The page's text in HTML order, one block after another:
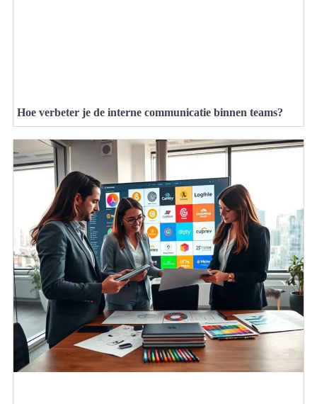
Hoe verbeter je de interne communicatie binnen teams?